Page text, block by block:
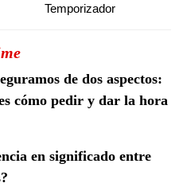
Temporizador
de dos aspectos:
cómo pedir y dar la hora
en significado entre